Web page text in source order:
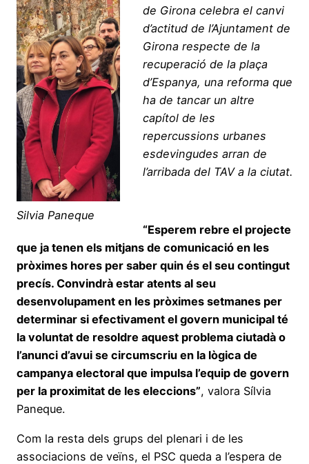
Silvia Paneque
de Girona celebra el canvi
d’actitud de l’Ajuntament de
Girona respecte de la
recuperació de la plaça
d’Espanya, una reforma que
ha de tancar un altre
capítol de les
repercussions urbanes
esdevingudes arran de
l’arribada del TAV a la ciutat.
“Esperem rebre el projecte
que ja tenen els mitjans de comunicació en les
pròximes hores per saber quin és el seu contingut
precís. Convindrà estar atents al seu
desenvolupament en les pròximes setmanes per
determinar si efectivament el govern municipal té
la voluntat de resoldre aquest problema ciutadà o
l’anunci d’avui se circumscriu en la lògica de
campanya electoral que impulsa l’equip de govern
per la proximitat de les eleccions”, valora Sílvia
Paneque.
Com la resta dels grups del plenari i de les
associacions de veïns, el PSC queda a l’espera de